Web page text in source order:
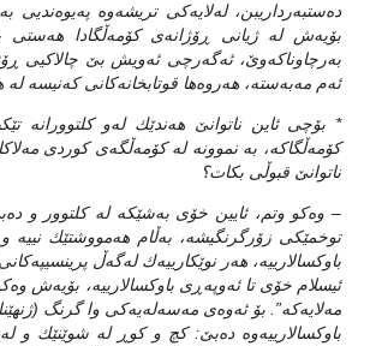
ده‌ستبه‌رداریبن، له‌لایه‌كی‌ تریشه‌وه‌
بۆیه‌ش له‌ ژیانی‌ ڕۆژانه‌ی‌ كۆمه‌ڵگادا هه‌ستی‌
به‌رچاوناكه‌وێ‌، ئه‌گه‌رچی‌ ئه‌ویش بێ‌ چالاكیی‌
ئه‌م مه‌به‌سته‌، هه‌روه‌ها قوتابخانه‌كانی‌ كه‌نیسه‌
* بۆچی ئاین ناتوانێ هه‌ندێك له‌و
كۆمه‌ڵگاكه‌، به‌ نموونه‌ له‌ كۆمه‌ڵگه‌ی كوردی
ناتوانێ قبوڵی بكات؟
– وه‌كو وتم، ئایین خۆی‌ به‌شێكه‌ له‌ كلتوور و
توخمێكی‌ زۆرگرنگیشه‌، به‌ڵام هه‌مووشتێك
باوكسالارییه‌، هه‌ر نوێكارییه‌ك له‌گه‌ڵ
ئیسلام خۆی‌ تا ئه‌وپه‌ڕی‌ باوكسالارییه‌، بۆیه‌ش
مه‌لایه‌كه‌”. بۆ ئه‌وه‌ی‌ مه‌سه‌له‌یه‌كی‌ وا گرنگ
باوكسالارییه‌وه‌ ده‌بێ‌: كچ و كوڕ له‌ شوێنێك و